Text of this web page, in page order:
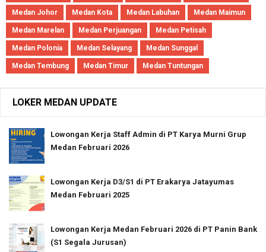
Medan Johor Medan Kota Medan Labuhan Medan Maimun
Medan Marelan Medan Perjuangan Medan Petisah
Medan Polonia Medan Selayang Medan Sunggal
Medan Tembung Medan Timur Medan Tuntungan
LOKER MEDAN UPDATE
Lowongan Kerja Staff Admin di PT Karya Murni Grup
Medan Februari 2026
Lowongan Kerja D3/S1 di PT Erakarya Jatayumas
Medan Februari 2025
Lowongan Kerja Medan Februari 2026 di PT Panin Bank
(S1 Segala Jurusan)